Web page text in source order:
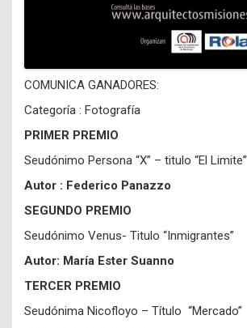
COMUNICA GANADORES:
Categoría : Fotografía
PRIMER PREMIO
Seudónimo Persona “X” – titulo “El Limite”
Autor : Federico Panazzo
SEGUNDO PREMIO
Seudónimo Venus- Titulo “Inmigrantes”
Autor: María Ester Suanno
TERCER PREMIO
Seudónima Nicofloyo – Título “Mercado”